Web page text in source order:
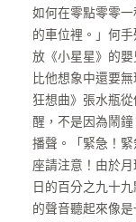
如何在零點零零
的車位裡。」何
放《小星星》的
比他想象中還要
狂想曲》張水瓶
醒，不是因為鬧
播聲。「緊急！
座請注意！由於
日的百分之九十
的聲音聽起來像